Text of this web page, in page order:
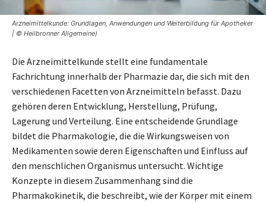
Arzneimittelkunde: Grundlagen, Anwendungen und Weiterbildung für Apotheker
| © Heilbronner Allgemeine)
Die Arzneimittelkunde stellt eine fundamentale
Fachrichtung innerhalb der Pharmazie dar, die sich mit den
verschiedenen Facetten von Arzneimitteln befasst. Dazu
gehören deren Entwicklung, Herstellung, Prüfung,
Lagerung und Verteilung. Eine entscheidende Grundlage
bildet die Pharmakologie, die die Wirkungsweisen von
Medikamenten sowie deren Eigenschaften und Einfluss auf
den menschlichen Organismus untersucht. Wichtige
Konzepte in diesem Zusammenhang sind die
Pharmakokinetik, die beschreibt, wie der Körper mit einem